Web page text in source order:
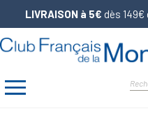
LIVRAISON à 5€ dès 149€